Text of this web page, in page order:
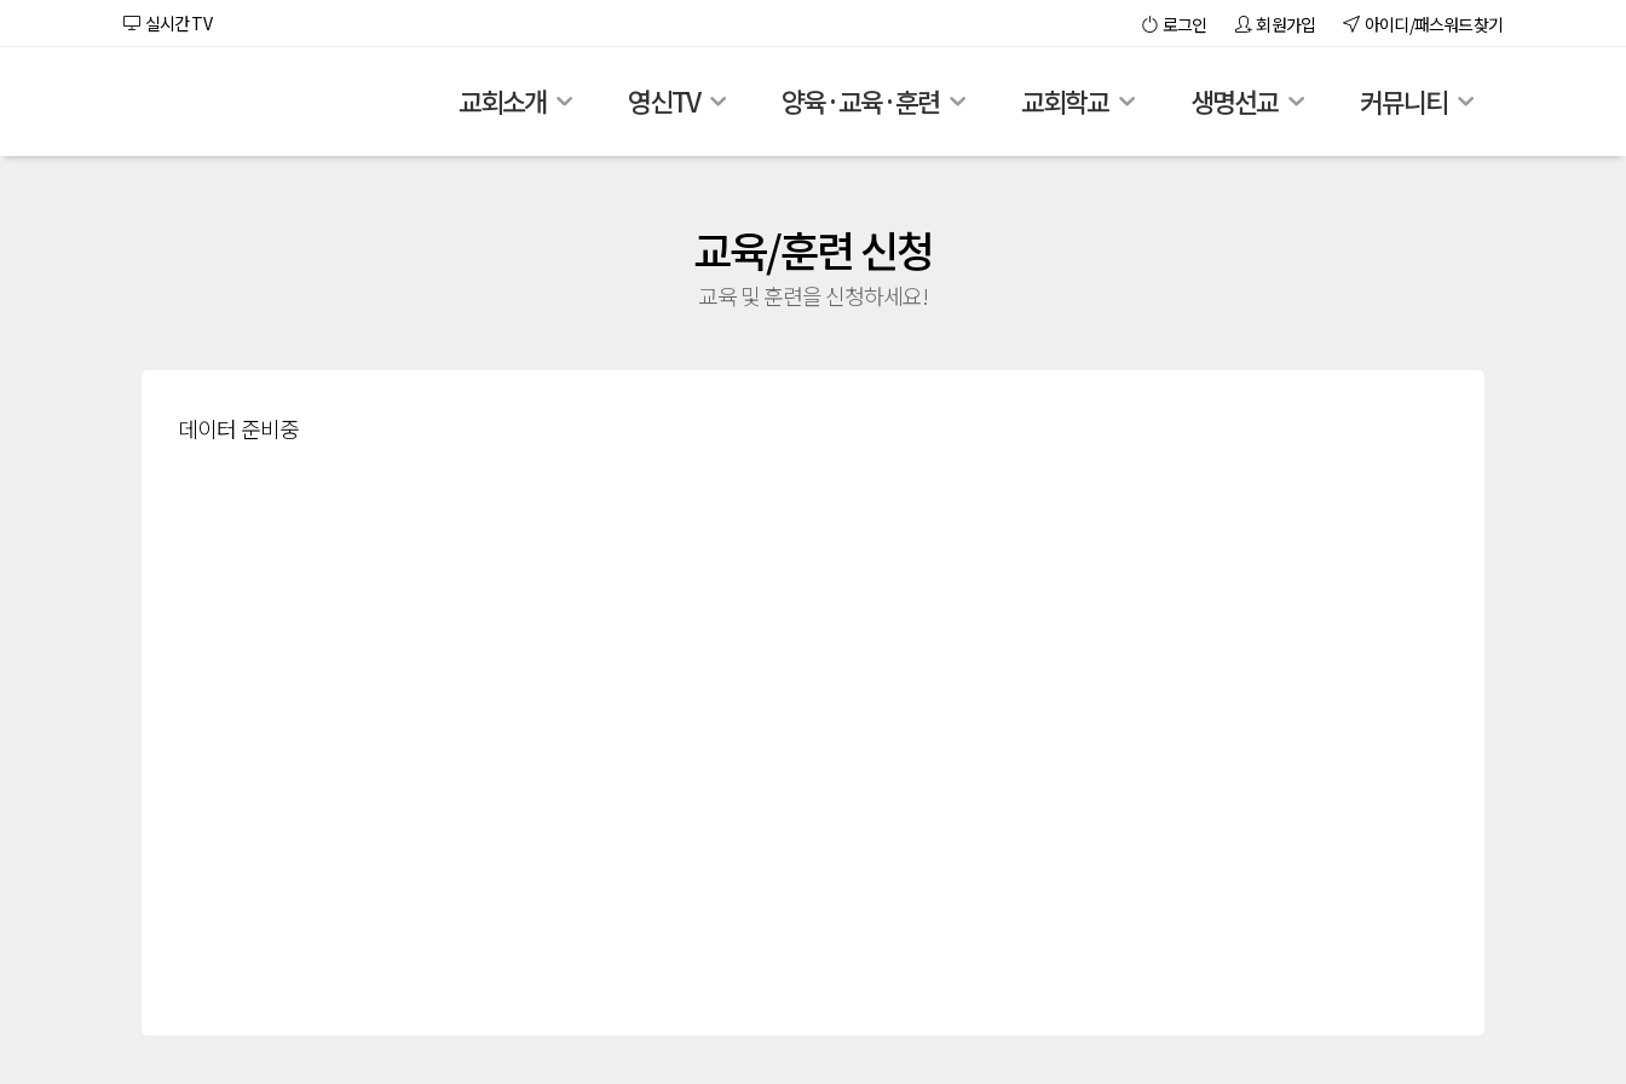
실시간 TV 로그인 회원가입 아이디/패스워드찾기
교회소개 영신TV 양육·교육·훈련 교회학교 생명선교 커뮤니티
교육/훈련 신청
교육 및 훈련을 신청하세요!
데이터 준비중